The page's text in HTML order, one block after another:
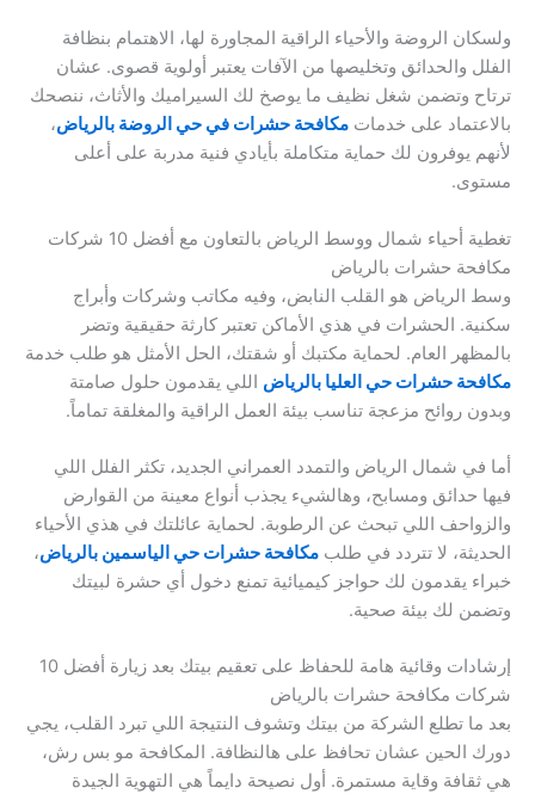
ولسكان الروضة والأحياء الراقية المجاورة لها، الاهتمام بنظافة
الفلل والحدائق وتخليصها من الآفات يعتبر أولوية قصوى. عشان
ترتاح وتضمن شغل نظيف ما يوصخ لك السيراميك والأثاث، ننصحك
بالاعتماد على خدمات مكافحة حشرات في حي الروضة بالرياض،
لأنهم يوفرون لك حماية متكاملة بأيادي فنية مدربة على أعلى
مستوى.
تغطية أحياء شمال ووسط الرياض بالتعاون مع أفضل 10 شركات
مكافحة حشرات بالرياض
وسط الرياض هو القلب النابض، وفيه مكاتب وشركات وأبراج
سكنية. الحشرات في هذي الأماكن تعتبر كارثة حقيقية وتضر
بالمظهر العام. لحماية مكتبك أو شقتك، الحل الأمثل هو طلب خدمة
مكافحة حشرات حي العليا بالرياض اللي يقدمون حلول صامتة
وبدون روائح مزعجة تناسب بيئة العمل الراقية والمغلقة تماماً.
أما في شمال الرياض والتمدد العمراني الجديد، تكثر الفلل اللي
فيها حدائق ومسابح، وهالشيء يجذب أنواع معينة من القوارض
والزواحف اللي تبحث عن الرطوبة. لحماية عائلتك في هذي الأحياء
الحديثة، لا تتردد في طلب مكافحة حشرات حي الياسمين بالرياض،
خبراء يقدمون لك حواجز كيميائية تمنع دخول أي حشرة لبيتك
وتضمن لك بيئة صحية.
إرشادات وقائية هامة للحفاظ على تعقيم بيتك بعد زيارة أفضل 10
شركات مكافحة حشرات بالرياض
بعد ما تطلع الشركة من بيتك وتشوف النتيجة اللي تبرد القلب، يجي
دورك الحين عشان تحافظ على هالنظافة. المكافحة مو بس رش،
هي ثقافة وقاية مستمرة. أول نصيحة دايماً هي التهوية الجيدة